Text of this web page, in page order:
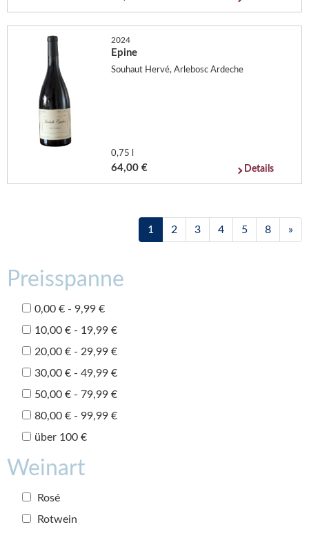
2024
Epine
Souhaut Hervé, Arlebosc Ardeche
0,75 l
64,00 € Details
1 2 3 4 5 8 »
Preisspanne
0,00 € - 9,99 €
10,00 € - 19,99 €
20,00 € - 29,99 €
30,00 € - 49,99 €
50,00 € - 79,99 €
80,00 € - 99,99 €
über 100 €
Weinart
Rosé
Rotwein